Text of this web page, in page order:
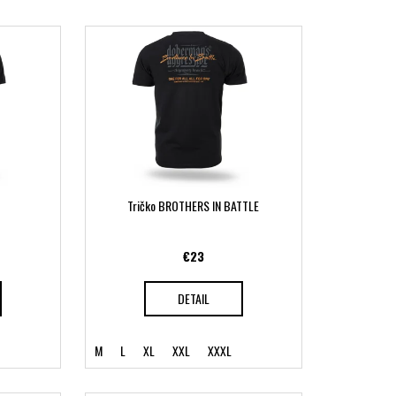
Tričko BROTHERS IN BATTLE
€23
DETAIL
M L XL XXL XXXL